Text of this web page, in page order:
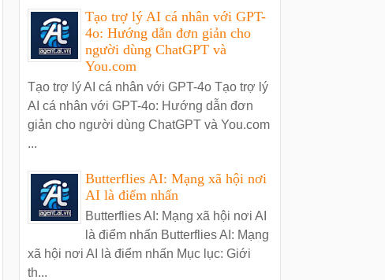
Tạo trợ lý AI cá nhân với GPT-
4o: Hướng dẫn đơn giản cho
người dùng ChatGPT và
You.com
Tạo trợ lý AI cá nhân với GPT-4o Tạo trợ lý
AI cá nhân với GPT-4o: Hướng dẫn đơn
giản cho người dùng ChatGPT và You.com
...
Butterflies AI: Mạng xã hội nơi
AI là điểm nhấn
Butterflies AI: Mạng xã hội nơi AI
là điểm nhấn Butterflies AI: Mạng
xã hội nơi AI là điểm nhấn Mục lục: Giới
th...